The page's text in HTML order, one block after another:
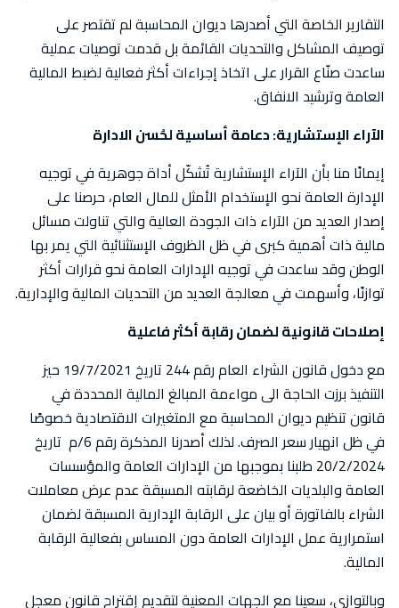
التقارير الخاصة التي أصدرها ديوان المحاسبة لم تقتصر على
توصيف المشاكل والتحديات القائمة بل قدمت توصيات عملية
ساعدت صنّاع القرار على اتخاذ إجراءات أكثر فعالية لضبط المالية
العامة وترشيد الانفاق.
الآراء الإستشارية: دعامة أساسية لحُسن الادارة
إيمانًا منا بأن الآراء الإستشارية تُشكّل أداة جوهرية في توجيه
الإدارة العامة نحو الإستخدام الأمثل للمال العام، حرصنا على
إصدار العديد من الآراء ذات الجودة العالية والتي تناولت مسائل
مالية ذات أهمية كبرى في ظل الظروف الإستثنائية التي يمر بها
الوطن وقد ساعدت في توجيه الإدارات العامة نحو قرارات أكثر
توازنًا، وأسهمت في معالجة العديد من التحديات المالية والإدارية.
إصلاحات قانونية لضمان رقابة أكثر فاعلية
مع دخول قانون الشراء العام رقم 244 تاريخ 19/7/2021 حيز
التنفيذ برزت الحاجة الى مواءمة المبالغ المالية المحددة في
قانون تنظيم ديوان المحاسبة مع المتغيرات الاقتصادية خصوصًا
في ظل انهيار سعر الصرف. لذلك أصدرنا المذكرة رقم 6/م تاريخ
20/2/2024 طلبنا بموجبها من الإدارات العامة والمؤسسات
العامة والبلديات الخاضعة لرقابته المسبقة عدم عرض معاملات
الشراء بالفاتورة أو بيان على الرقابة الإدارية المسبقة لضمان
استمرارية عمل الإدارات العامة دون المساس بفعالية الرقابة
المالية.
وبالتوازي، سعينا مع الجهات المعنية لتقديم إقتراح قانون معجل